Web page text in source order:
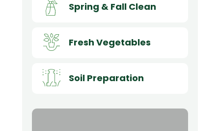
Spring & Fall Clean
Fresh Vegetables
Soil Preparation